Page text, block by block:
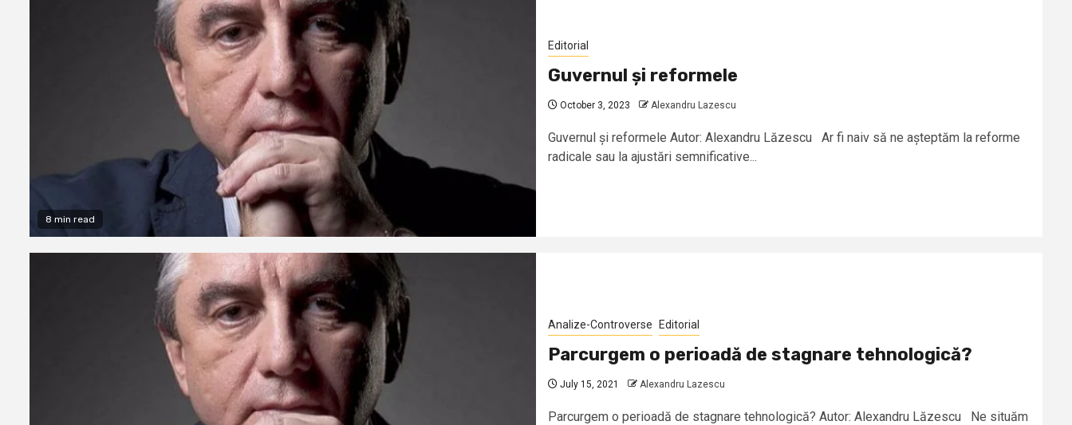
8 min read
Editorial
Guvernul și reformele
October 3, 2023 Alexandru Lazescu
Guvernul și reformele Autor: Alexandru Lăzescu Ar fi naiv să ne așteptăm la reforme
radicale sau la ajustări semnificative...
Analize-Controverse Editorial
Parcurgem o perioadă de stagnare tehnologică?
July 15, 2021 Alexandru Lazescu
Parcurgem o perioadă de stagnare tehnologică? Autor: Alexandru Lăzescu Ne situăm